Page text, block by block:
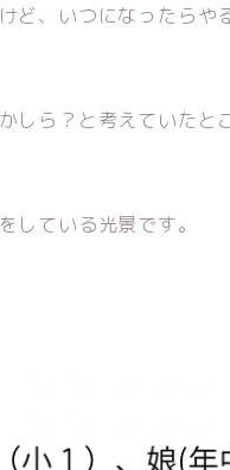
ど、いつになったらや
しら？と考えていたと
している光景です。